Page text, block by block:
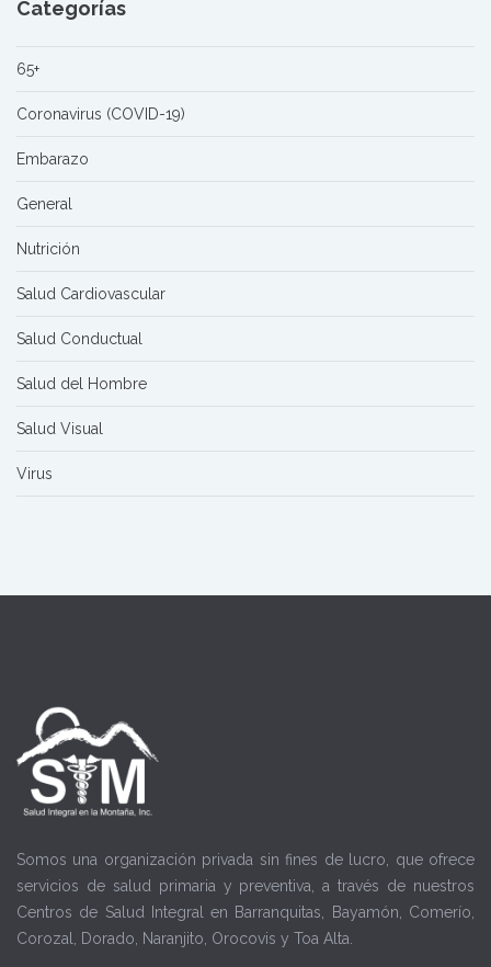
Categorías
65+
Coronavirus (COVID-19)
Embarazo
General
Nutrición
Salud Cardiovascular
Salud Conductual
Salud del Hombre
Salud Visual
Virus
Somos una organización privada sin fines de lucro, que ofrece
servicios de salud primaria y preventiva, a través de nuestros
Centros de Salud Integral en Barranquitas, Bayamón, Comerío,
Corozal, Dorado, Naranjito, Orocovis y Toa Alta.